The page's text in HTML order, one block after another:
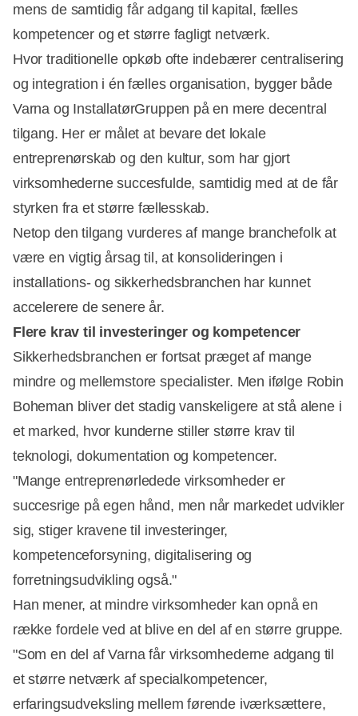
mens de samtidig får adgang til kapital, fælles
kompetencer og et større fagligt netværk.
Hvor traditionelle opkøb ofte indebærer centralisering
og integration i én fælles organisation, bygger både
Varna og InstallatørGruppen på en mere decentral
tilgang. Her er målet at bevare det lokale
entreprenørskab og den kultur, som har gjort
virksomhederne succesfulde, samtidig med at de får
styrken fra et større fællesskab.
Netop den tilgang vurderes af mange branchefolk at
være en vigtig årsag til, at konsolideringen i
installations- og sikkerhedsbranchen har kunnet
accelerere de senere år.
Flere krav til investeringer og kompetencer
Sikkerhedsbranchen er fortsat præget af mange
mindre og mellemstore specialister. Men ifølge Robin
Boheman bliver det stadig vanskeligere at stå alene i
et marked, hvor kunderne stiller større krav til
teknologi, dokumentation og kompetencer.
"Mange entreprenørledede virksomheder er
succesrige på egen hånd, men når markedet udvikler
sig, stiger kravene til investeringer,
kompetenceforsyning, digitalisering og
forretningsudvikling også."
Han mener, at mindre virksomheder kan opnå en
række fordele ved at blive en del af en større gruppe.
"Som en del af Varna får virksomhederne adgang til
et større netværk af specialkompetencer,
erfaringsudveksling mellem førende iværksættere,